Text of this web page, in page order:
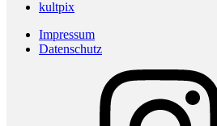
kultpix
Impressum
Datenschutz